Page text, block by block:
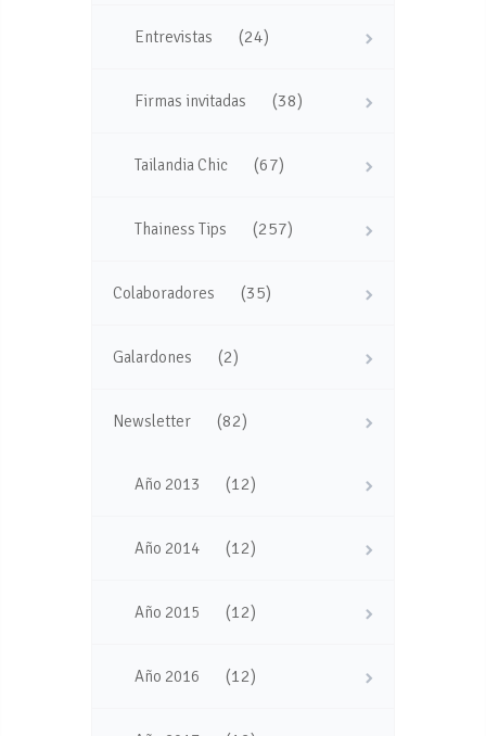
Entrevistas (24)
Firmas invitadas (38)
Tailandia Chic (67)
Thainess Tips (257)
Colaboradores (35)
Galardones (2)
Newsletter (82)
Año 2013 (12)
Año 2014 (12)
Año 2015 (12)
Año 2016 (12)